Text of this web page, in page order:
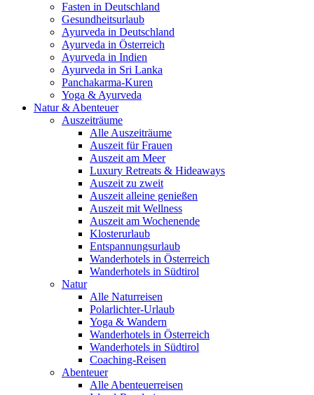
Fasten in Deutschland
Gesundheitsurlaub
Ayurveda in Deutschland
Ayurveda in Österreich
Ayurveda in Indien
Ayurveda in Sri Lanka
Panchakarma-Kuren
Yoga & Ayurveda
Natur & Abenteuer
Auszeiträume
Alle Auszeiträume
Auszeit für Frauen
Auszeit am Meer
Luxury Retreats & Hideaways
Auszeit zu zweit
Auszeit alleine genießen
Auszeit mit Wellness
Auszeit am Wochenende
Klosterurlaub
Entspannungsurlaub
Wanderhotels in Österreich
Wanderhotels in Südtirol
Natur
Alle Naturreisen
Polarlichter-Urlaub
Yoga & Wandern
Wanderhotels in Österreich
Wanderhotels in Südtirol
Coaching-Reisen
Abenteuer
Alle Abenteuerreisen